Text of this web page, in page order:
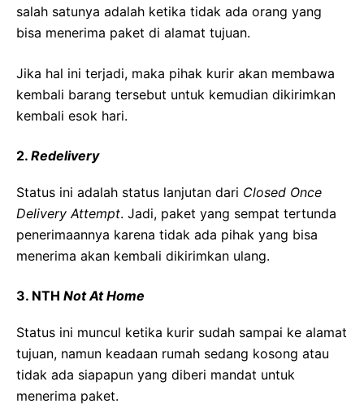
salah satunya adalah ketika tidak ada orang yang
bisa menerima paket di alamat tujuan.
Jika hal ini terjadi, maka pihak kurir akan membawa
kembali barang tersebut untuk kemudian dikirimkan
kembali esok hari.
2. Redelivery
Status ini adalah status lanjutan dari Closed Once
Delivery Attempt. Jadi, paket yang sempat tertunda
penerimaannya karena tidak ada pihak yang bisa
menerima akan kembali dikirimkan ulang.
3. NTH Not At Home
Status ini muncul ketika kurir sudah sampai ke alamat
tujuan, namun keadaan rumah sedang kosong atau
tidak ada siapapun yang diberi mandat untuk
menerima paket.